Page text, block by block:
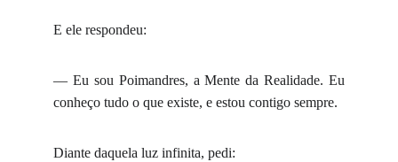
E ele respondeu:
— Eu sou Poimandres, a Mente da Realidade. Eu
conheço tudo o que existe, e estou contigo sempre.
Diante daquela luz infinita, pedi: